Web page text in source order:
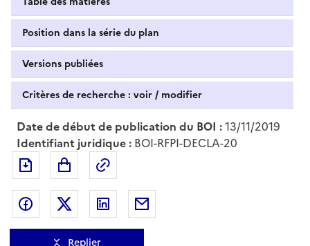
Position dans la série du plan
Versions publiées
Critères de recherche : voir / modifier
Date de début de publication du BOI :13/11/2019
Identifiant juridique : BOI-RFPI-DECLA-20
Exporter le document au format pdf
Partager sur Facebook
Partager sur Twitter
Partager sur LinkedIn
Replier